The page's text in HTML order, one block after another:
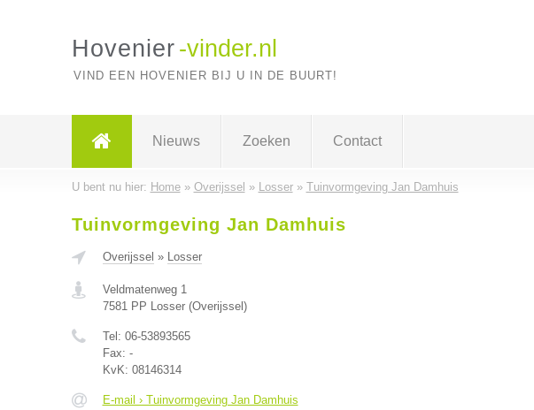
Hovenier -vinder.nl
VIND EEN HOVENIER BIJ U IN DE BUURT!
Nieuws Zoeken Contact
U bent nu hier: Home» Overijssel » Losser» Tuinvormgeving Jan Damhuis
Tuinvormgeving Jan Damhuis
Overijssel » Losser
Veldmatenweg 1
7581 PP Losser(Overijssel )
Tel: 06-53893565
Fax: -
KvK: 08146314
E-mail › Tuinvormgeving Jan Damhuis